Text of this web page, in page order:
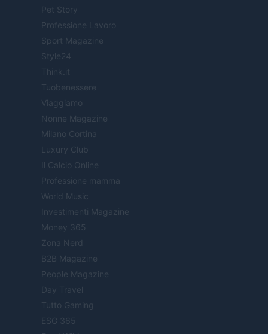
Pet Story
Professione Lavoro
Sport Magazine
Style24
Think.it
Tuobenessere
Viaggiamo
Nonne Magazine
Milano Cortina
Luxury Club
Il Calcio Online
Professione mamma
World Music
Investimenti Magazine
Money 365
Zona Nerd
B2B Magazine
People Magazine
Day Travel
Tutto Gaming
ESG 365